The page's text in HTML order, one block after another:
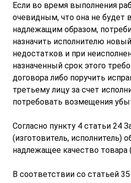
Если во время выполнения
очевидным, что она не будет
надлежащим образом,
назначить исполнителю
недостатков и при
назначенный срок этого
договора либо поручить
третьему лицу за счет
потребовать возмещения
Согласно пункту 4 статьи 24
(изготовитель, исполнитель)
надлежащее качество товара
В соответствии со статьей